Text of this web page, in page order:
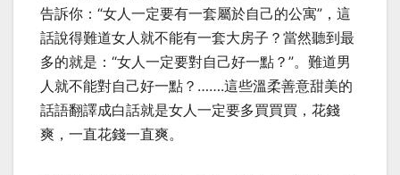
告訴你：“女人一定要有一套屬於自己的公寓”，這
話說得難道女人就不能有一套大房子？當然聽到最
多的就是：“女人一定要對自己好一點？”。難道男
人就不能對自己好一點？…….這些溫柔善意甜美的
話語翻譯成白話就是女人一定要多買買買，花錢
爽，一直花錢一直爽。